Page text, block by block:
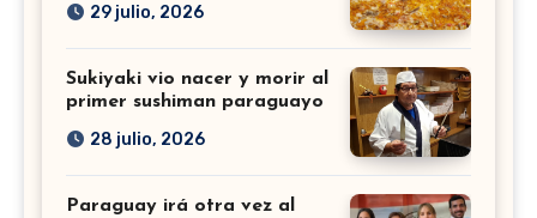
29 julio, 2026
Sukiyaki vio nacer y morir al
primer sushiman paraguayo
28 julio, 2026
Paraguay irá otra vez al